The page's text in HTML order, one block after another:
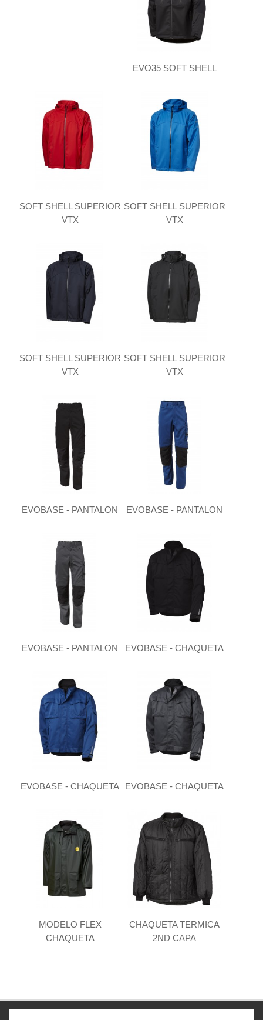
EVO35 SOFT SHELL
SOFT SHELL SUPERIOR
VTX
SOFT SHELL SUPERIOR
VTX
SOFT SHELL SUPERIOR
VTX
SOFT SHELL SUPERIOR
VTX
EVOBASE - PANTALON EVOBASE - PANTALON
EVOBASE - PANTALON EVOBASE - CHAQUETA
EVOBASE - CHAQUETA EVOBASE - CHAQUETA
MODELO FLEX
CHAQUETA
CHAQUETA TERMICA
2ND CAPA